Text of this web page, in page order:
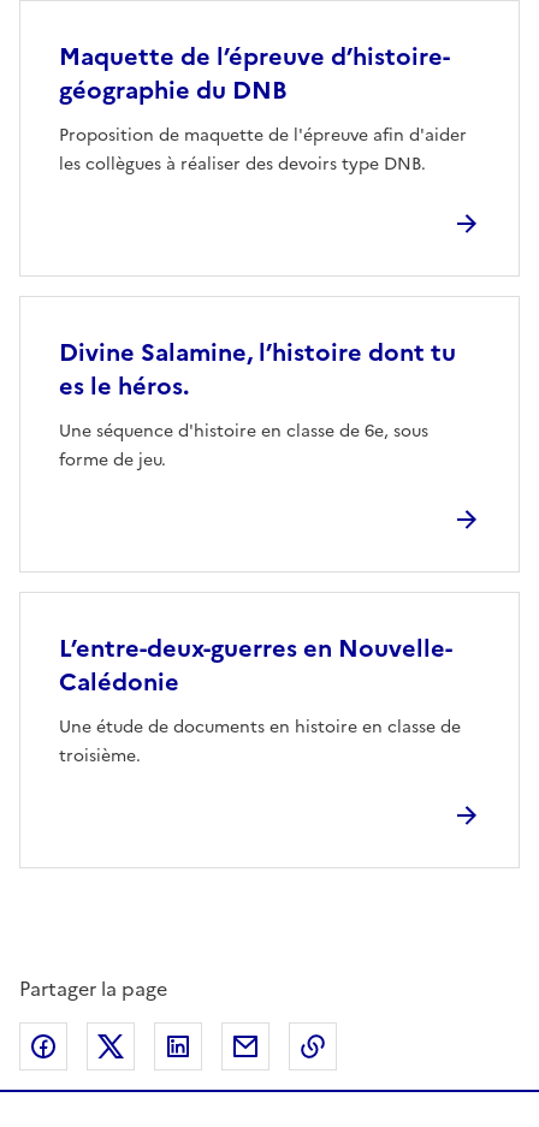
Maquette de l’épreuve d’histoire-
géographie du DNB
Proposition de maquette de l'épreuve afin d'aider
les collègues à réaliser des devoirs type DNB.
Divine Salamine, l’histoire dont tu
es le héros.
Une séquence d'histoire en classe de 6e, sous
forme de jeu.
L’entre-deux-guerres en Nouvelle-
Calédonie
Une étude de documents en histoire en classe de
troisième.
Partager la page
Partager sur Facebook
Partager sur Twitter
Partager sur LinkedIn
Partager par email